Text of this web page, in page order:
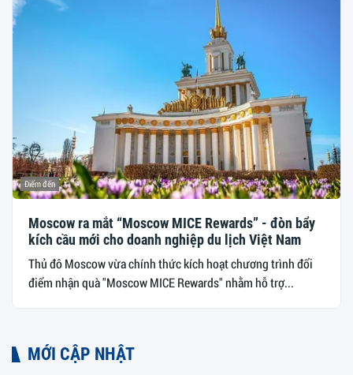
Điểm đến
Moscow ra mắt “Moscow MICE Rewards” - đòn bẩy
kích cầu mới cho doanh nghiệp du lịch Việt Nam
Thủ đô Moscow vừa chính thức kích hoạt chương trình đổi
điểm nhận quà "Moscow MICE Rewards" nhằm hỗ trợ...
MỚI CẬP NHẬT